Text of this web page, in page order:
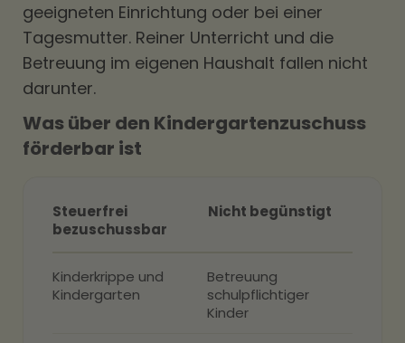
geeigneten Einrichtung oder bei einer
Tagesmutter. Reiner Unterricht und die
Betreuung im eigenen Haushalt fallen nicht
darunter.
Was über den Kindergartenzuschuss
förderbar ist
Steuerfrei
bezuschussbar
Nicht begünstigt
Kinderkrippe und
Kindergarten
Betreuung
schulpflichtiger
Kinder